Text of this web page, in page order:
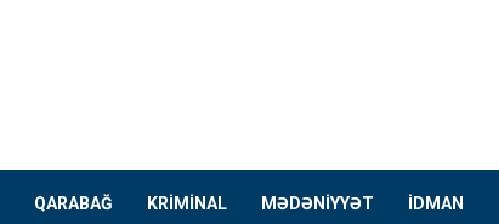
QARABAĞ KRİMİNAL MƏDƏNİYYƏT İDMAN